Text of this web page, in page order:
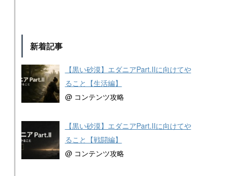
新着記事
【黒い砂漠】エダニアPart.IIに向けてや
ること【生活編】
@ コンテンツ攻略
【黒い砂漠】エダニアPart.IIに向けてや
ること【戦闘編】
@ コンテンツ攻略